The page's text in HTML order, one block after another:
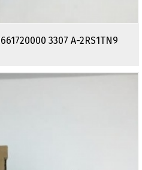
3307 A-2RS1TN9